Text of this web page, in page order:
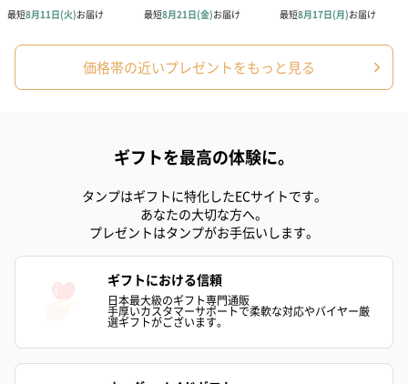
ドライフラワー・プリザーブドフラワー
自然のお花で作ったドライフラワー・プリザーブドフラワーを同
プリザーブドフラワー
プリザーブドフラワー
アミュレット
価格帯の近いプレゼントをもっと見る
ギフトを最高の体験に。
タンプはギフトに特化したECサイトです。
あなたの大切な方へ。
プレゼントはタンプがお手伝いします。
ギフトにおける信頼
日本最大級のギフト専門通販
手厚いカスタマーサポートで柔軟な対応やバイヤー厳
選ギフトがございます。